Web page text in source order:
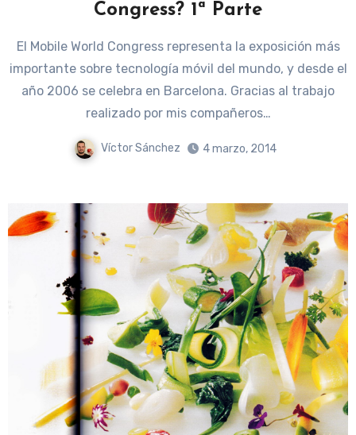
Congress? 1ª Parte
El Mobile World Congress representa la exposición más
importante sobre tecnología móvil del mundo, y desde el
año 2006 se celebra en Barcelona. Gracias al trabajo
realizado por mis compañeros…
Víctor Sánchez 4 marzo, 2014